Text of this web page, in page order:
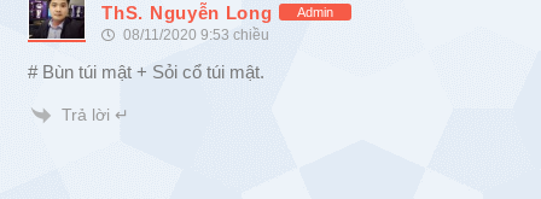
ThS. Nguyễn Long Admin
08/11/2020 9:53 chiều
# Bùn túi mật + Sỏi cổ túi mật.
Trả lời ↵